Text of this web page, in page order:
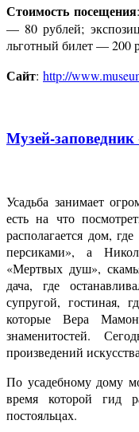
Стоимость посещения
— 80 рублей;
льготный билет — 200
Сайт: http://
Музей-
Усадьба занимает
есть на что
располагается дом,
персиками», а
«Мертвых душ»,
дача, где
супругой, гостиная,
которые Вера
знаменитостей.
произведений
По усадебному дому
время которой гид
постояльцах.